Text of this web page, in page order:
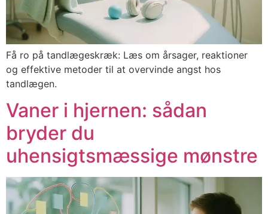
Få ro på tandlægeskræk: Læs om årsager, reaktioner
og effektive metoder til at overvinde angst hos
tandlægen.
Vaner i hjernen: sådan
bryder du
uhensigtsmæssige mønstre